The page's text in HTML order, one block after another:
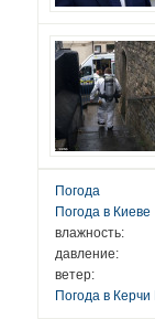
Погода
Погода в Киеве
влажность:
давление:
ветер:
Погода в Керчи